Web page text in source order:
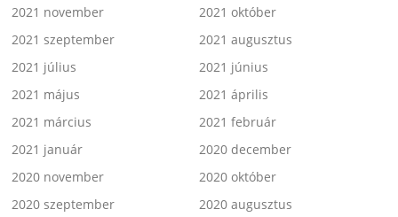
2021 november
2021 október
2021 szeptember
2021 augusztus
2021 július
2021 június
2021 május
2021 április
2021 március
2021 február
2021 január
2020 december
2020 november
2020 október
2020 szeptember
2020 augusztus